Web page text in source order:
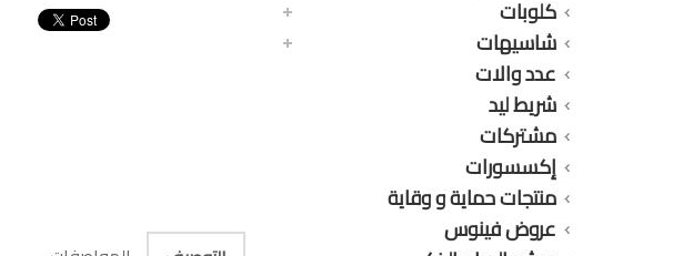
كلوبات
شاسيهات
عدد والات
شريط ليد
مشتركات
إكسسورات
منتجات حماية و وقاية
عروض فينوس